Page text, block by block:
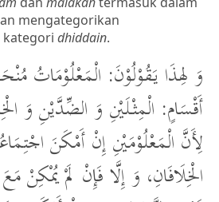
mengategorikan
kategori dhiddain.
وَ لِهذَا يَقُوْلُوْنَ: الْمَعْلُوْمَاتُ
أَقْسَامٍ: الْمِثْلَيْنِ وَ الضِّدَّيْنِ وَ
لِأَنَّ الْمَعْلُوْمَيْنِ إِنْ أَمْكَنَ
الْخِلَافَانِ، وَ إِلَّا فَإِنْ لَمْ يُمْكِنْ